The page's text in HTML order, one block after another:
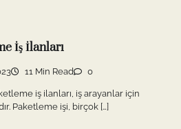
İş İlanları
11 Min Read 0
iş ilanları, iş arayanlar için
Paketleme işi, birçok […]